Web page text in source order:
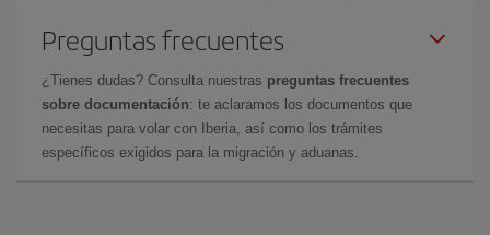
Preguntas frecuentes
¿Tienes dudas? Consulta nuestras preguntas frecuentes
sobre documentación: te aclaramos los documentos que
necesitas para volar con Iberia, así como los trámites
específicos exigidos para la migración y aduanas.